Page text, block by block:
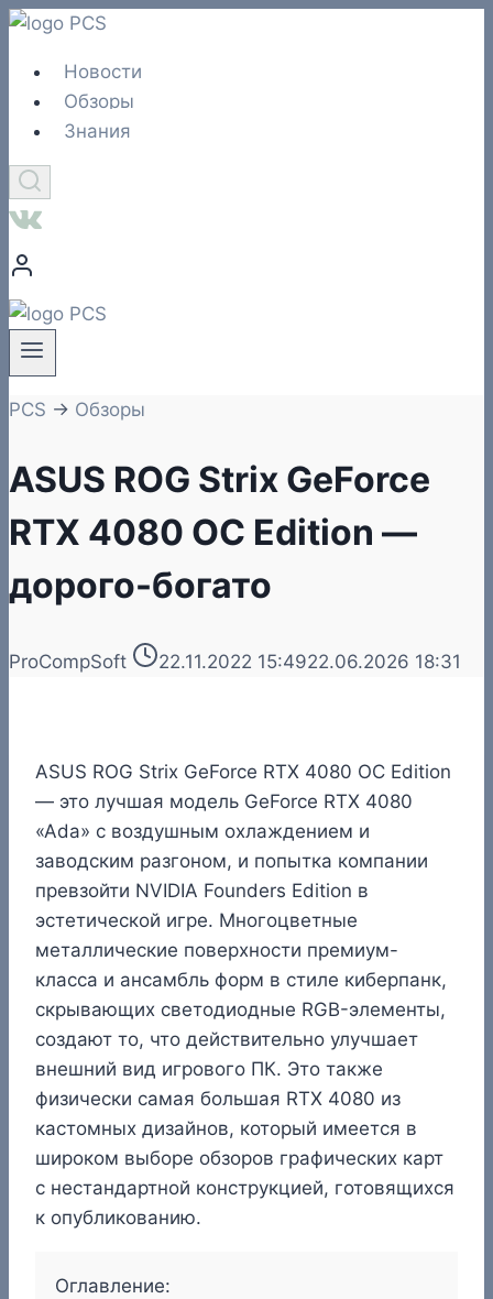
Перейти
содержимому
Новости
Обзоры
Знания
PCS → Обзоры
ASUS ROG Strix GeForce
RTX 4080 OC Edition —
дорого-богато
ProCompSoft 22.11.2022 15:4922.06.2026 18:31
ASUS ROG Strix GeForce RTX 4080 OC Edition
— это лучшая модель GeForce RTX 4080
«Ada» с воздушным охлаждением и
заводским разгоном, и попытка компании
превзойти NVIDIA Founders Edition в
эстетической игре. Многоцветные
металлические поверхности премиум-
класса и ансамбль форм в стиле киберпанк,
скрывающих светодиодные RGB-элементы,
создают то, что действительно улучшает
внешний вид игрового ПК. Это также
физически самая большая RTX 4080 из
кастомных дизайнов, который имеется в
широком выборе обзоров графических карт
с нестандартной конструкцией, готовящихся
к опубликованию.
Оглавление: